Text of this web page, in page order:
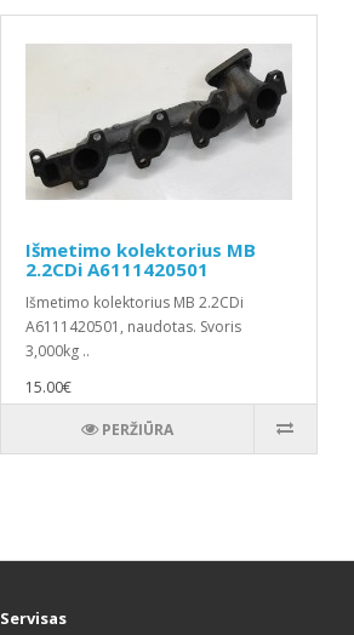
Išmetimo kolektorius MB
2.2CDi A6111420501
Išmetimo kolektorius MB 2.2CDi
A6111420501, naudotas. Svoris
3,000kg ..
15.00€
PERŽIŪRA
Servisas